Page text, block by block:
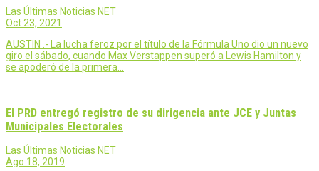
Las Últimas Noticias NET
Oct 23, 2021
AUSTIN .- La lucha feroz por el título de la Fórmula Uno dio un nuevo
giro el sábado, cuando Max Verstappen superó a Lewis Hamilton y
se apoderó de la primera…
El PRD entregó registro de su dirigencia ante JCE y Juntas
Municipales Electorales
Las Últimas Noticias NET
Ago 18, 2019